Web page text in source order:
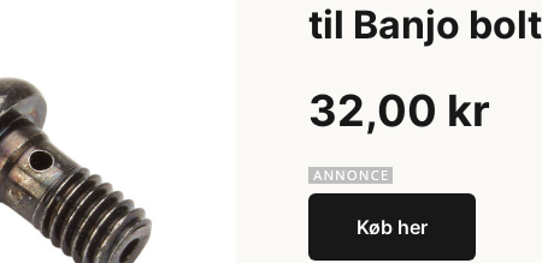
til Banjo
32,00 kr
Køb her